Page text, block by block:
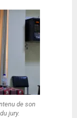
de son
jury.